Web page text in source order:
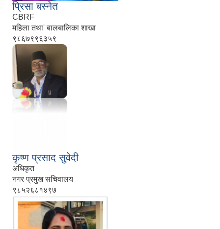
प्रिसा बस्नेत
CBRF
महिला तथा' बालबालिका शाखा
९८६७९९६३५९
कृष्ण प्रसाद सुवेदी
अधिकृत
नगर प्रमुख सचिवालय
९८५२६८१४९७